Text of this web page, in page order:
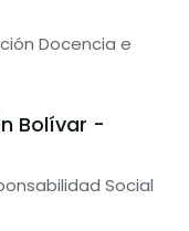
Docencia e
Bolívar -
Social